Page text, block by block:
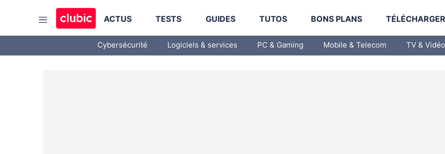
ACTUS TESTS GUIDES TUTOS BONS PLANS
Cybersécurité Logiciels & services PC & Gaming Mobile & Telecom TV & Vidéo